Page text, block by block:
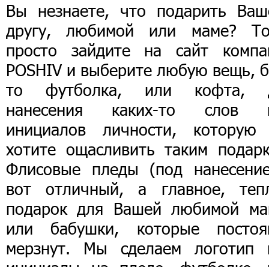
Вы незнаете, что подарить
другу, любимой или маме?
просто зайдите на сайт
POSHIV и выберите любую вещь,
то футболка, или кофта,
нанесения каких-то слов
инициалов личности,
хотите ощасливить таким
Флисовые пледы (под
вот отличный, а главное,
подарок для Вашей любимой
или бабушки, которые
мерзнут. Мы сделаем логотип